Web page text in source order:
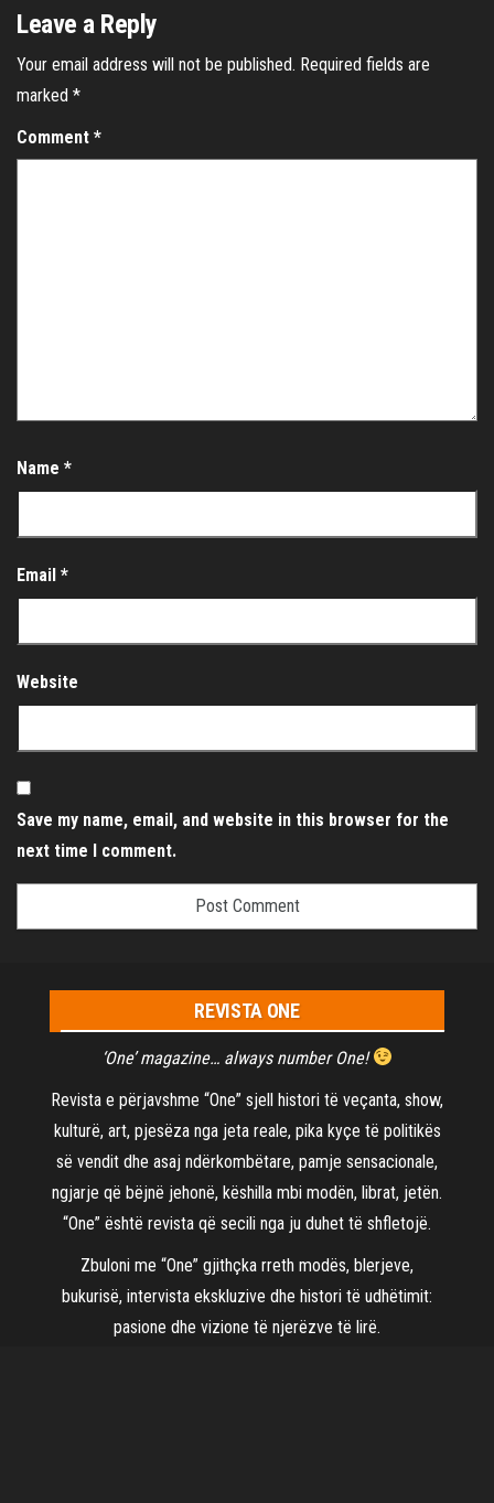
Leave a Reply
Your email address will not be published. Required fields are
marked *
Comment *
Name *
Email *
Website
Save my name, email, and website in this browser for the
next time I comment.
REVISTA ONE
‘One’ magazine… always number One!
Revista e përjavshme “One” sjell histori të veçanta, show,
kulturë, art, pjesëza nga jeta reale, pika kyçe të politikës
së vendit dhe asaj ndërkombëtare, pamje sensacionale,
ngjarje që bëjnë jehonë, këshilla mbi modën, librat, jetën.
“One” është revista që secili nga ju duhet të shfletojë.
Zbuloni me “One” gjithçka rreth modës, blerjeve,
bukurisë, intervista ekskluzive dhe histori të udhëtimit:
pasione dhe vizione të njerëzve të lirë.